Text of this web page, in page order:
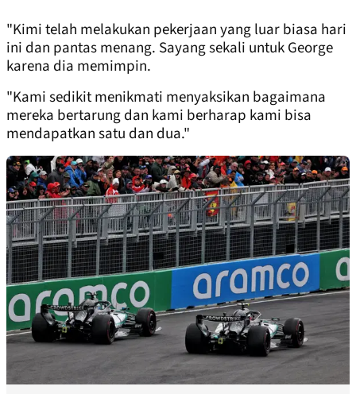
"Kimi telah melakukan pekerjaan yang luar biasa hari
ini dan pantas menang. Sayang sekali untuk George
karena dia memimpin.
"Kami sedikit menikmati menyaksikan bagaimana
mereka bertarung dan kami berharap kami bisa
mendapatkan satu dan dua."